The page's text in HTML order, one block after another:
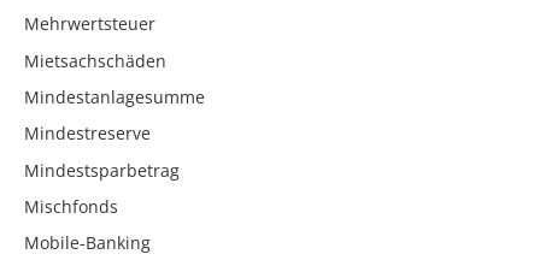
Mehrwertsteuer
Mietsachschäden
Mindestanlagesumme
Mindestreserve
Mindestsparbetrag
Mischfonds
Mobile-Banking